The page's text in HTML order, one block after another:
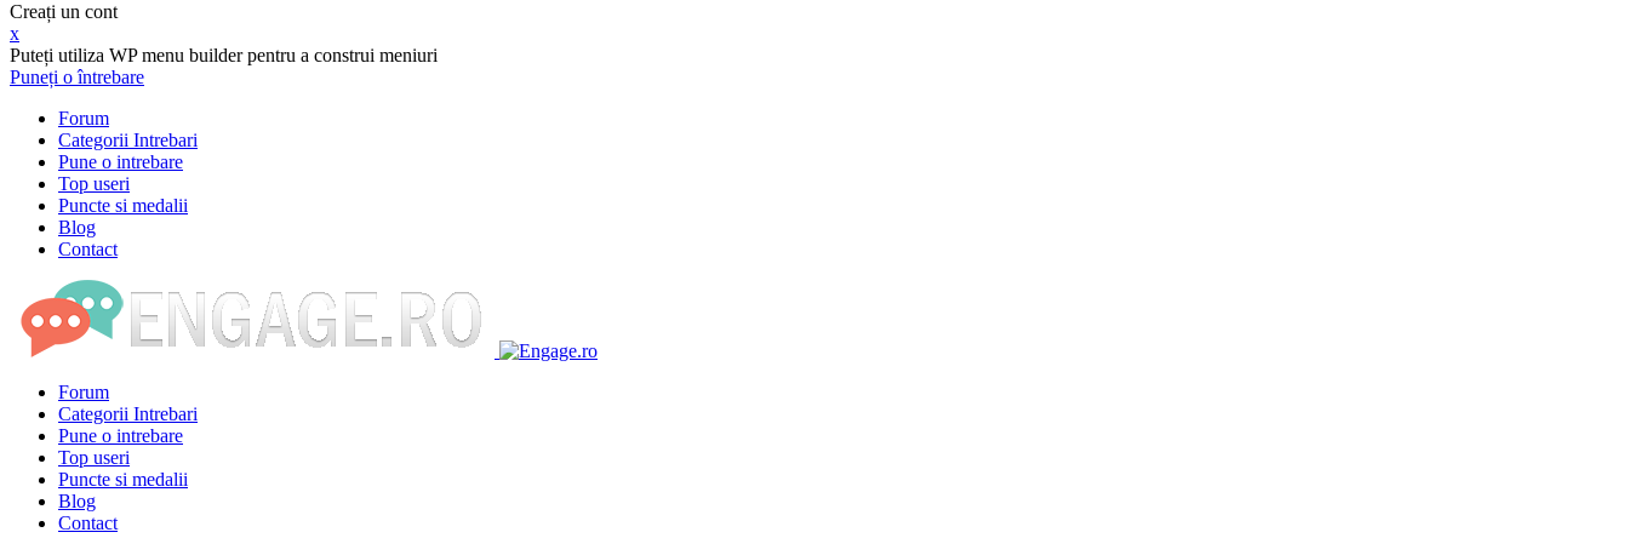
Creați un cont
x
Puteți utiliza WP menu builder pentru a construi meniuri
Puneți o întrebare
Forum
Categorii Intrebari
Pune o intrebare
Top useri
Puncte si medalii
Blog
Contact
Forum
Categorii Intrebari
Pune o intrebare
Top useri
Puncte si medalii
Blog
Contact